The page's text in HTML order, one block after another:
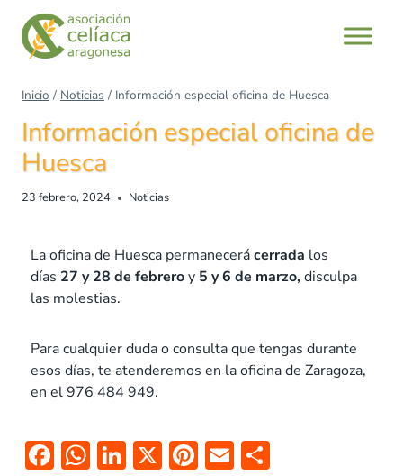
Inicio / Noticias / Información especial oficina de Huesca
Información especial oficina de
Huesca
23 febrero, 2024 Noticias
La oficina de Huesca permanecerácerrada los
días 27 y 28 de febreroy 5 y 6 de marzo,disculpa
las molestias.
Para cualquier duda o consulta que tengas durante
esos días, te atenderemos en la oficina de Zaragoza,
en el 976 484 949.
F W Li X Pi E